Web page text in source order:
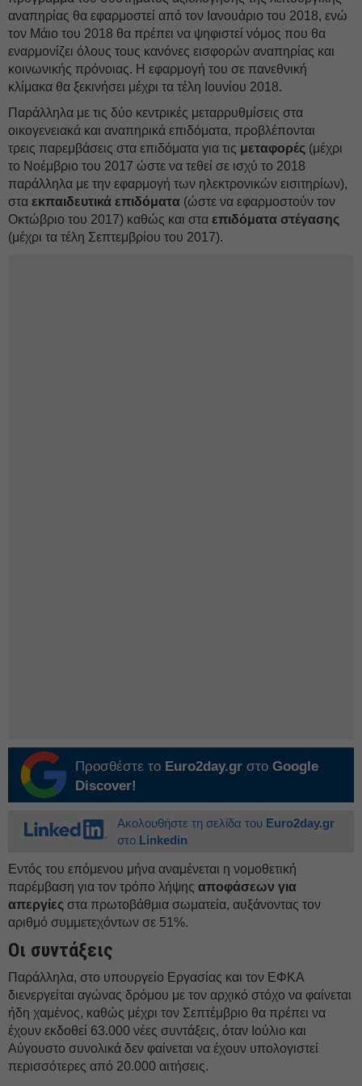
αναπηρίας θα εφαρμοστεί από τον Ιανουάριο του 2018, ενώ
τον Μάιο του 2018 θα πρέπει να ψηφιστεί νόμος που θα
εναρμονίζει όλους τους κανόνες εισφορών αναπηρίας και
κοινωνικής πρόνοιας. Η εφαρμογή του σε πανεθνική
κλίμακα θα ξεκινήσει μέχρι τα τέλη Ιουνίου 2018.
Παράλληλα με τις δύο κεντρικές μεταρρυθμίσεις στα
οικογενειακά και αναπηρικά επιδόματα, προβλέπονται
τρεις παρεμβάσεις στα επιδόματα για τις μεταφορές (μέχρι
το Νοέμβριο του 2017 ώστε να τεθεί σε ισχύ το 2018
παράλληλα με την εφαρμογή των ηλεκτρονικών εισιτηρίων),
στα εκπαιδευτικά επιδόματα (ώστε να εφαρμοστούν τον
Οκτώβριο του 2017) καθώς και στα επιδόματα στέγασης
(μέχρι τα τέλη Σεπτεμβρίου του 2017).
Προσθέστε το Euro2day.gr στο Google
Discover!
Ακολουθήστε τη σελίδα του Euro2day.gr
στο Linkedin
Εντός του επόμενου μήνα αναμένεται η νομοθετική
παρέμβαση για τον τρόπο λήψης αποφάσεων για
απεργίες στα πρωτοβάθμια σωματεία, αυξάνοντας τον
αριθμό συμμετεχόντων σε 51%.
Οι συντάξεις
Παράλληλα, στο υπουργείο Εργασίας και τον ΕΦΚΑ
διενεργείται αγώνας δρόμου με τον αρχικό στόχο να φαίνεται
ήδη χαμένος, καθώς μέχρι τον Σεπτέμβριο θα πρέπει να
έχουν εκδοθεί 63.000 νέες συντάξεις, όταν Ιούλιο και
Αύγουστο συνολικά δεν φαίνεται να έχουν υπολογιστεί
περισσότερες από 20.000 αιτήσεις.